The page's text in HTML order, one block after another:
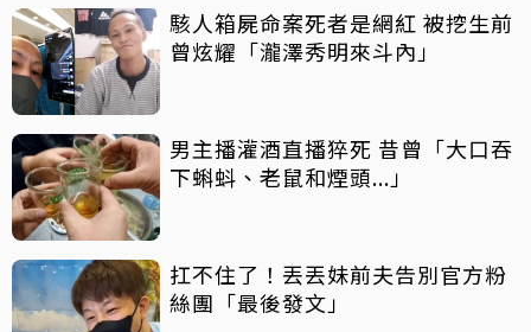
駭人箱屍命案死者是網紅 被挖生前
曾炫耀「瀧澤秀明來斗內」
男主播灌酒直播猝死 昔曾「大口吞
下蝌蚪、老鼠和煙頭...」
扛不住了！丟丟妹前夫告別官方粉
絲團「最後發文」